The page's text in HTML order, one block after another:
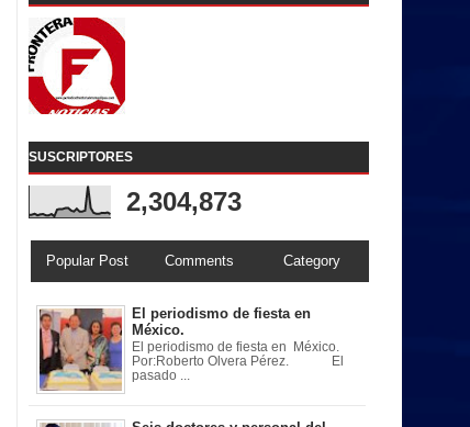
SUSCRIPTORES
2,304,873
Popular Post Comments Category
El periodismo de fiesta en
México.
El periodismo de fiesta en México.
Por:Roberto Olvera Pérez. El
pasado ...